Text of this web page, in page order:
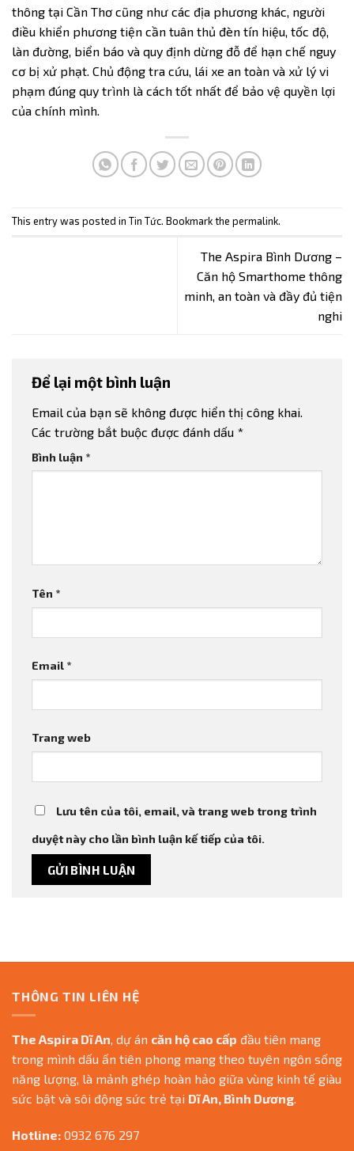
thông tại Cần Thơ cũng như các địa phương khác, người
điều khiển phương tiện cần tuân thủ đèn tín hiệu, tốc độ,
làn đường, biển báo và quy định dừng đỗ để hạn chế nguy
cơ bị xử phạt. Chủ động tra cứu, lái xe an toàn và xử lý vi
phạm đúng quy trình là cách tốt nhất để bảo vệ quyền lợi
của chính mình.
This entry was posted in Tin Tức. Bookmark the permalink.
The Aspira Bình Dương –
Căn hộ Smarthome thông
minh, an toàn và đầy đủ tiện
nghi
Để lại một bình luận
Email của bạn sẽ không được hiển thị công khai.
Các trường bắt buộc được đánh dấu *
Bình luận *
Tên *
Email *
Trang web
Lưu tên của tôi, email, và trang web trong trình
duyệt này cho lần bình luận kế tiếp của tôi.
THÔNG TIN LIÊN HỆ
The Aspira Dĩ An, dự án căn hộ cao cấp đầu tiên mang
trong mình dấu ấn tiên phong mang theo tuyên ngôn sống
năng lượng, là mảnh ghép hoàn hảo giữa vùng kinh tế giàu
sức bật và sôi động sức trẻ tại Dĩ An, Bình Dương.
Hotline: 0932 676 297